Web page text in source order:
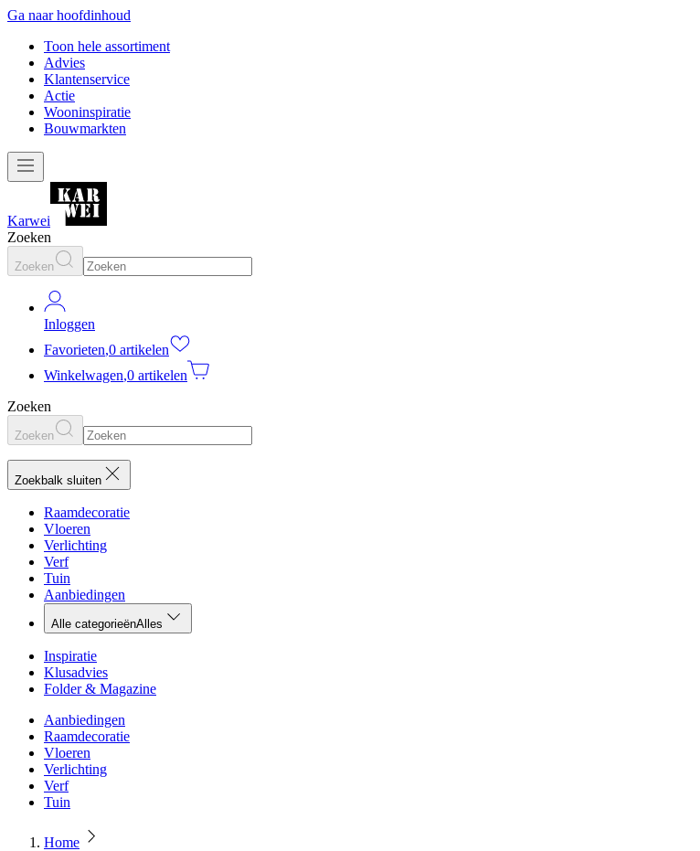
Ga naar hoofdinhoud
Toon hele assortiment
Advies
Klantenservice
Actie
Wooninspiratie
Bouwmarkten
Karwei
Zoeken
Zoeken
Inloggen
Favorieten,0 artikelen
Winkelwagen,0 artikelen
Zoeken
Zoeken
Zoekbalk sluiten
Raamdecoratie
Vloeren
Verlichting
Verf
Tuin
Aanbiedingen
Alle categorieënAlles
Inspiratie
Klusadvies
Folder & Magazine
Aanbiedingen
Raamdecoratie
Vloeren
Verlichting
Verf
Tuin
Home